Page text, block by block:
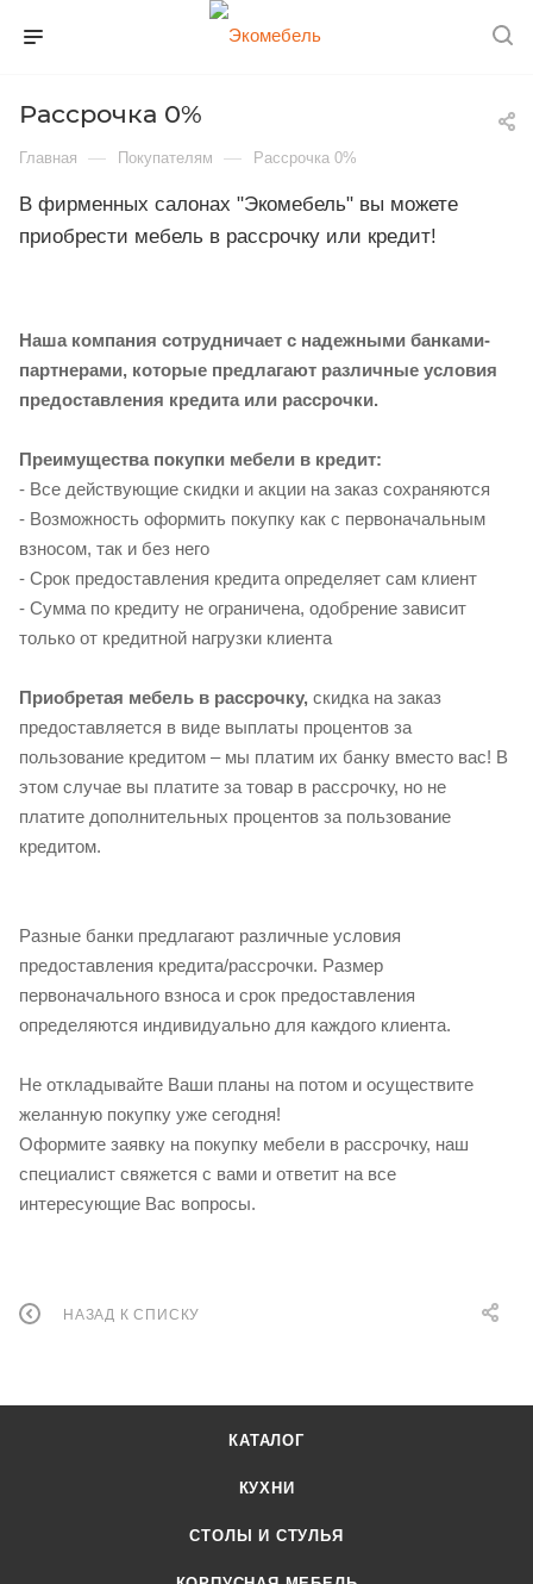
Рассрочка 0%
Главная — Покупателям — Рассрочка 0%
В фирменных салонах "Экомебель" вы можете
приобрести мебель в рассрочку или кредит!
Наша компания сотрудничает с надежными банками-
партнерами, которые предлагают различные условия
предоставления кредита или рассрочки.
Преимущества покупки мебели в кредит:
- Все действующие скидки и акции на заказ сохраняются
- Возможность оформить покупку как с первоначальным
взносом, так и без него
- Срок предоставления кредита определяет сам клиент
- Сумма по кредиту не ограничена, одобрение зависит
только от кредитной нагрузки клиента
Приобретая мебель в рассрочку, скидка на заказ
предоставляется в виде выплаты процентов за
пользование кредитом – мы платим их банку вместо вас! В
этом случае вы платите за товар в рассрочку, но не
платите дополнительных процентов за пользование
кредитом.
Разные банки предлагают различные условия
предоставления кредита/рассрочки. Размер
первоначального взноса и срок предоставления
определяются индивидуально для каждого клиента.
Не откладывайте Ваши планы на потом и осуществите
желанную покупку уже сегодня!
Оформите заявку на покупку мебели в рассрочку, наш
специалист свяжется с вами и ответит на все
интересующие Вас вопросы.
НАЗАД К СПИСКУ
КАТАЛОГ
КУХНИ
СТОЛЫ И СТУЛЬЯ